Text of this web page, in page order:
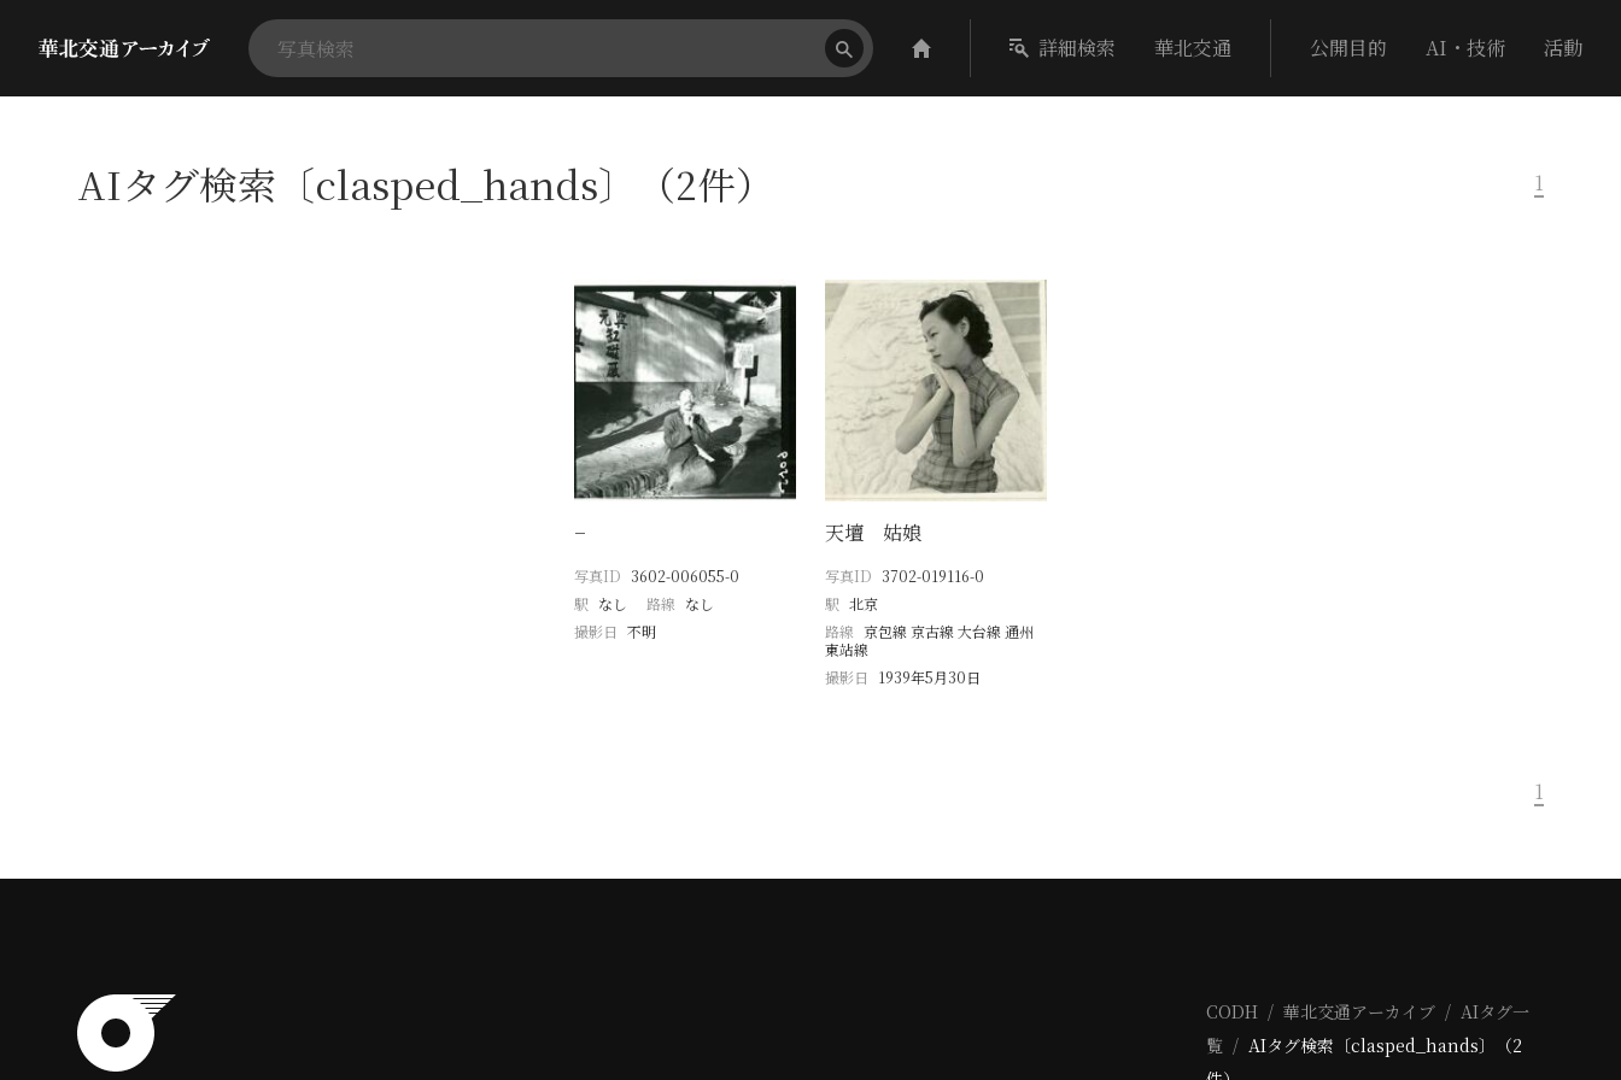
詳細検索 華北交通 公開目的 AI・技術 活動
AIタグ検索〔clasped_hands〕（2件） 1
−
写真ID 3602-006055-0
駅 なし 路線 なし
撮影日 不明
天壇 姑娘
写真ID 3702-019116-0
駅 北京
路線 京包線 京古線 大台線 通州
東站線
撮影日
1939年5月30日
1
CODH 華北交通アーカイブ
AIタグ一
覧
AIタグ検索〔clasped_hands〕（2